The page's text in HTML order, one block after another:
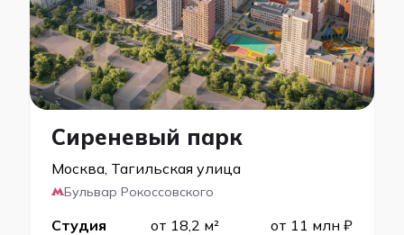
Сиреневый парк
Москва, Тагильская улица
Бульвар Рокоссовского
Студия от 18,2 м²
от 11 млн ₽